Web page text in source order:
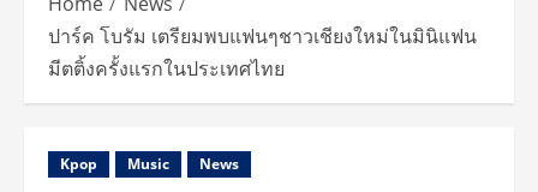
ปาร์ค โบรัม เตรียมพบแฟนๆชาวเชียงใหม่ในมินิแฟน
มีตติ้งครั้งแรกในประเทศไทย
Kpop Music News